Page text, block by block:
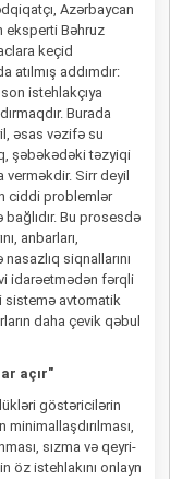
Azərbaycan
eksperti Bəhruz
keçid
atılmış addımdır:
istehlakçıya
Burada
əsas vəzifə su
şəbəkədəki təzyiqi
Sirr deyil
ciddi problemlər
Bu prosesdə
anbarları,
siqnallarını
idarəetmədən fərqli
sistemə avtomatik
daha çevik qəbul
açır"
göstəricilərin
sızma və qeyri-
öz istehlakını onlayn